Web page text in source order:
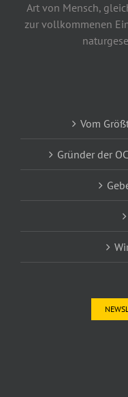
Art von Mensch,
zur vollkommenen
Vom
Gründer der